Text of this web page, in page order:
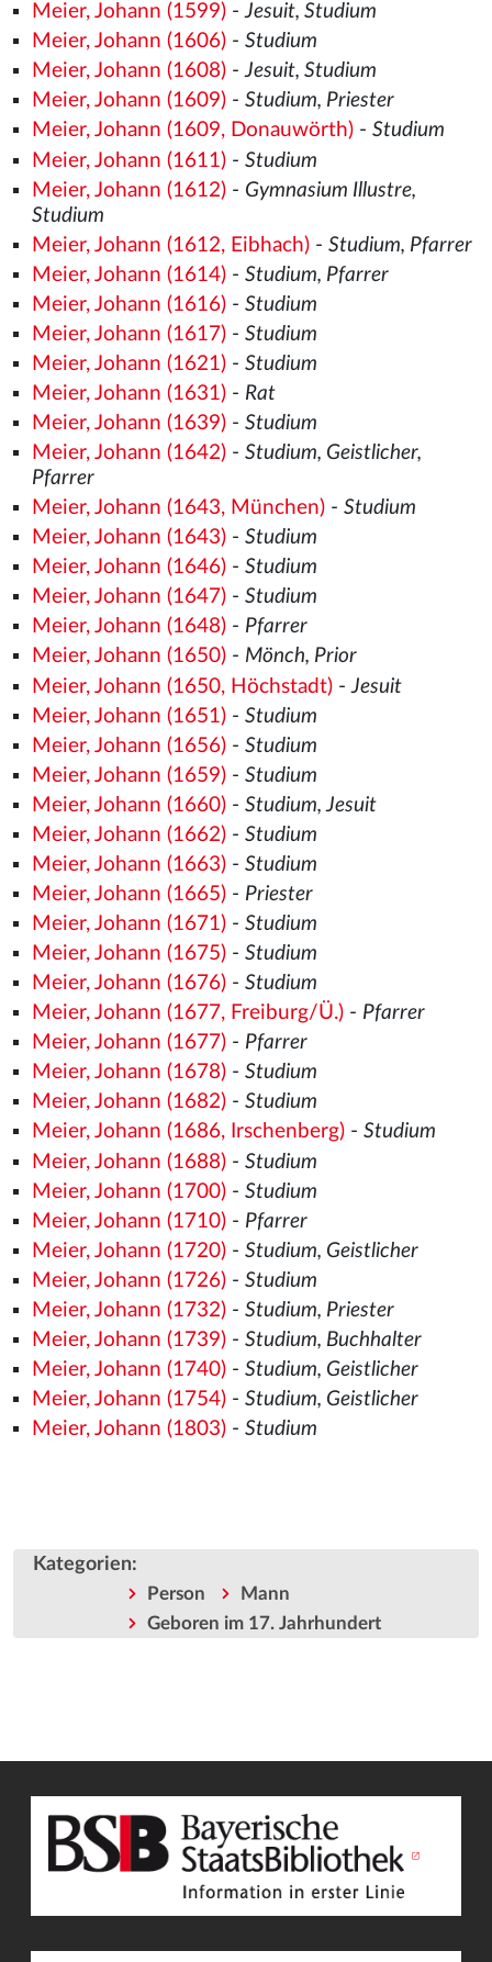
Meier, Johann (1599)-Jesuit, Studium
Meier, Johann (1606)- Studium
Meier, Johann (1608)-Jesuit, Studium
Meier, Johann (1609)- Studium, Priester
Meier, Johann (1609, Donauwörth)- Studium
Meier, Johann (1611)- Studium
Meier, Johann (1612)- Gymnasium Illustre,
Studium
Meier, Johann (1612, Eibhach)- Studium, Pfarrer
Meier, Johann (1614)- Studium, Pfarrer
Meier, Johann (1616)- Studium
Meier, Johann (1617)- Studium
Meier, Johann (1621)- Studium
Meier, Johann (1631)- Rat
Meier, Johann (1639)- Studium
Meier, Johann (1642)- Studium, Geistlicher,
Pfarrer
Meier, Johann (1643, München)- Studium
Meier, Johann (1643)- Studium
Meier, Johann (1646)- Studium
Meier, Johann (1647)- Studium
Meier, Johann (1648)- Pfarrer
Meier, Johann (1650)- Mönch, Prior
Meier, Johann (1650, Höchstadt)- Jesuit
Meier, Johann (1651)- Studium
Meier, Johann (1656)- Studium
Meier, Johann (1659)- Studium
Meier, Johann (1660)- Studium, Jesuit
Meier, Johann (1662)- Studium
Meier, Johann (1663)- Studium
Meier, Johann (1665)- Priester
Meier, Johann (1671)- Studium
Meier, Johann (1675)- Studium
Meier, Johann (1676)- Studium
Meier, Johann (1677, Freiburg/Ü.)- Pfarrer
Meier, Johann (1677)- Pfarrer
Meier, Johann (1678)- Studium
Meier, Johann (1682)- Studium
Meier, Johann (1686, Irschenberg)- Studium
Meier, Johann (1688)- Studium
Meier, Johann (1700)- Studium
Meier, Johann (1710)- Pfarrer
Meier, Johann (1720)- Studium, Geistlicher
Meier, Johann (1726)- Studium
Meier, Johann (1732)- Studium, Priester
Meier, Johann (1739)- Studium, Buchhalter
Meier, Johann (1740)- Studium, Geistlicher
Meier, Johann (1754)- Studium, Geistlicher
Meier, Johann (1803)- Studium
Kategorien:
Person
Mann
Geboren im 17. Jahrhundert